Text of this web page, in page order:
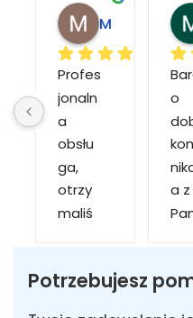
Profes
jonaln
a
obsłu
ga,
otrzy
maliś
wizuali
o
a z
Potrzebujesz